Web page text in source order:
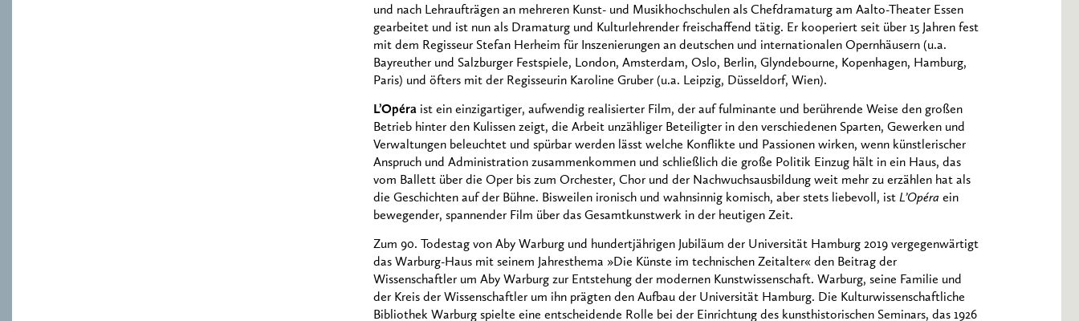
und nach Lehraufträgen an mehreren Kunst- und Musikhochschulen als Chefdramaturg am Aalto-Theater Essen
gearbeitet und ist nun als Dramaturg und Kulturlehrender freischaffend tätig. Er kooperiert seit über 15 Jahren fest
mit dem Regisseur Stefan Herheim für Inszenierungen an deutschen und internationalen Opernhäusern (u.a.
Bayreuther und Salzburger Festspiele, London, Amsterdam, Oslo, Berlin, Glyndebourne, Kopenhagen, Hamburg,
Paris) und öfters mit der Regisseurin Karoline Gruber (u.a. Leipzig, Düsseldorf, Wien).
L’Opéra ist ein einzigartiger, aufwendig realisierter Film, der auf fulminante und berührende Weise den großen
Betrieb hinter den Kulissen zeigt, die Arbeit unzähliger Beteiligter in den verschiedenen Sparten, Gewerken und
Verwaltungen beleuchtet und spürbar werden lässt welche Konflikte und Passionen wirken, wenn künstlerischer
Anspruch und Administration zusammenkommen und schließlich die große Politik Einzug hält in ein Haus, das
vom Ballett über die Oper bis zum Orchester, Chor und der Nachwuchsausbildung weit mehr zu erzählen hat als
die Geschichten auf der Bühne. Bisweilen ironisch und wahnsinnig komisch, aber stets liebevoll, ist L’Opéra ein
bewegender, spannender Film über das Gesamtkunstwerk in der heutigen Zeit.
Zum 90. Todestag von Aby Warburg und hundertjährigen Jubiläum der Universität Hamburg 2019 vergegenwärtigt
das Warburg-Haus mit seinem Jahresthema »Die Künste im technischen Zeitalter« den Beitrag der
Wissenschaftler um Aby Warburg zur Entstehung der modernen Kunstwissenschaft. Warburg, seine Familie und
der Kreis der Wissenschaftler um ihn prägten den Aufbau der Universität Hamburg. Die Kulturwissenschaftliche
Bibliothek Warburg spielte eine entscheidende Rolle bei der Einrichtung des kunsthistorischen Seminars, das 1926